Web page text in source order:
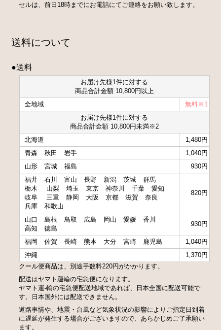
セルは、前日18時までにお電話にてご連絡をお願い致します。
送料について
●送料
お届け先様1件に対する
商品合計金額 10,800円以上
全地域
無料※1
お届け先様1件に対する
商品合計金額 10,800円未満※2
北海道
1,480円
青森
秋田 岩手
1,040円
山形
宮城 福島
930円
福井
石川 富山 長野 新潟 茨城
群馬
栃木
山梨 埼玉 東京 神奈川 千葉
愛知
岐阜
三重 静岡 大阪 京都 滋賀
奈良
兵庫
和歌山
820円
山口 島根 鳥取 広島 岡山 愛媛
香川
高知
徳島
930円
福岡 佐賀 長崎 熊本 大分 宮崎 鹿児島
1,040円
沖縄
1,370円
クール便商品は、別途手数料220円がかかります。
配送はヤマト運輸の宅急便になります。
ヤマト運-輸の宅急便配送地域であれば、日本全国に配送可能で
す。日本国外には配送できません。
道路事情や、地震・台風など気象状況の影響によりご指定日到着
に遅延が発生する場合がございますので、あらかじめご了承願い
ます。